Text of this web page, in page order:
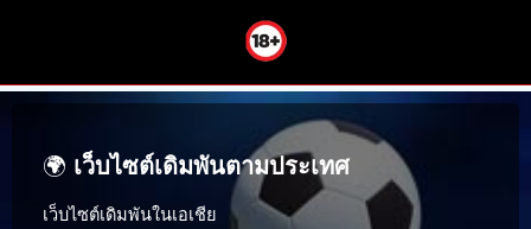
🌍 เว็บไซต์เดิมพันตามประเทศ
เว็บไซต์เดิมพันในเอเชีย